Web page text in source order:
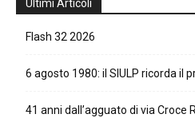
Ultimi Articoli
Flash 32 2026
6 agosto 1980: il SIULP ricorda il
41 anni dall’agguato di via Croce